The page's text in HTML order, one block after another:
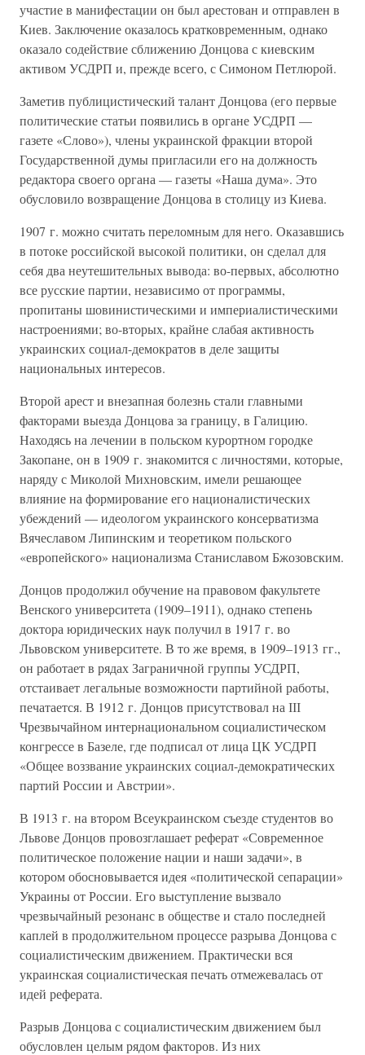
участие в манифестации он был арестован и отправлен в
Киев. Заключение оказалось кратковременным, однако
оказало содействие сближению Донцова с киевским
активом УСДРП и, прежде всего, с Симоном Петлюрой.
Заметив публицистический талант Донцова (его первые
политические статьи появились в органе УСДРП —
газете «Слово»), члены украинской фракции второй
Государственной думы пригласили его на должность
редактора своего органа — газеты «Наша дума». Это
обусловило возвращение Донцова в столицу из Киева.
1907 г. можно считать переломным для него. Оказавшись
в потоке российской высокой политики, он сделал для
себя два неутешительных вывода: во-первых, абсолютно
все русские партии, независимо от программы,
пропитаны шовинистическими и империалистическими
настроениями; во-вторых, крайне слабая активность
украинских социал-демократов в деле защиты
национальных интересов.
Второй арест и внезапная болезнь стали главными
факторами выезда Донцова за границу, в Галицию.
Находясь на лечении в польском курортном городке
Закопане, он в 1909 г. знакомится с личностями, которые,
наряду с Миколой Михновским, имели решающее
влияние на формирование его националистических
убеждений — идеологом украинского консерватизма
Вячеславом Липинским и теоретиком польского
«европейского» национализма Станиславом Бжозовским.
Донцов продолжил обучение на правовом факультете
Венского университета (1909–1911), однако степень
доктора юридических наук получил в 1917 г. во
Львовском университете. В то же время, в 1909–1913 гг.,
он работает в рядах Заграничной группы УСДРП,
отстаивает легальные возможности партийной работы,
печатается. В 1912 г. Донцов присутствовал на ІІІ
Чрезвычайном интернациональном социалистическом
конгрессе в Базеле, где подписал от лица ЦК УСДРП
«Общее воззвание украинских социал-демократических
партий России и Австрии».
В 1913 г. на втором Всеукраинском съезде студентов во
Львове Донцов провозглашает реферат «Современное
политическое положение нации и наши задачи», в
котором обосновывается идея «политической сепарации»
Украины от России. Его выступление вызвало
чрезвычайный резонанс в обществе и стало последней
каплей в продолжительном процессе разрыва Донцова с
социалистическим движением. Практически вся
украинская социалистическая печать отмежевалась от
идей реферата.
Разрыв Донцова с социалистическим движением был
обусловлен целым рядом факторов. Из них